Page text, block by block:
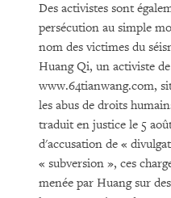
Des activistes sont
persécution au simple
nom des victimes du
Huang Qi, un activiste
www.64tianwang.com,
les abus de droits
traduit en justice le 5
d'accusation de «
« subversion », ces
menée par Huang sur